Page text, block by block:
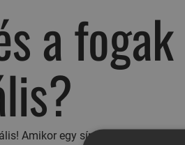
a
Amikor egy sínnel a